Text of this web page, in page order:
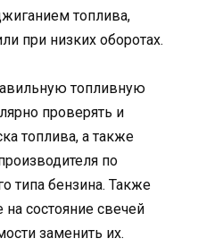
топлива,
при низких оборотах.
топливную
проверять и
топлива, а также
по
типа бензина. Также
состояние свечей
заменить их.